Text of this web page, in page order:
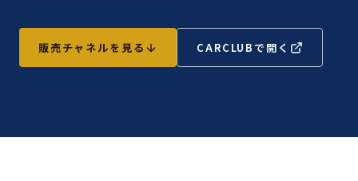
販売チャネルを見る CARCLUBで開く